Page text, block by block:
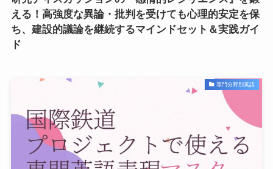
える！高強度な異論・批判を受けても心理的安定を保
ち、建設的議論を継続するマインドセット＆実践ガイ
ド
専門分野別英語